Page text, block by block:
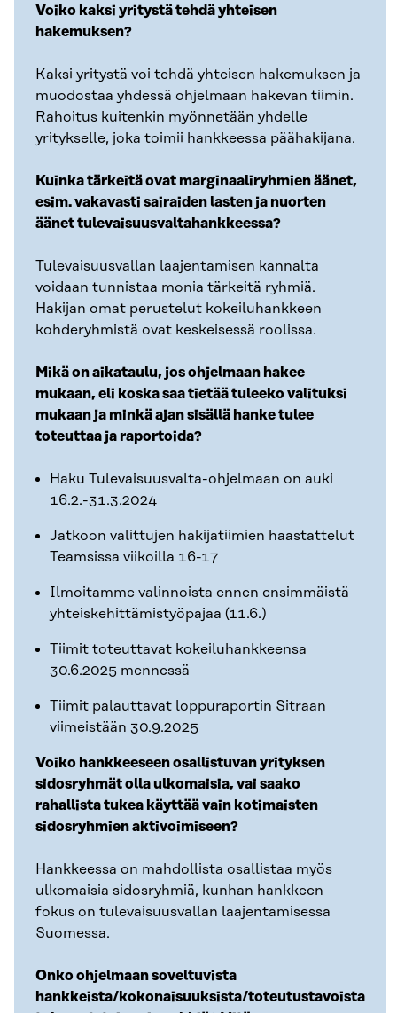
Voiko kaksi yritystä tehdä yhteisen
hakemuksen?
Kaksi yritystä voi tehdä yhteisen hakemuksen ja
muodostaa yhdessä ohjelmaan hakevan tiimin.
Rahoitus kuitenkin myönnetään yhdelle
yritykselle, joka toimii hankkeessa päähakijana.
Kuinka tärkeitä ovat marginaaliryhmien äänet,
esim. vakavasti sairaiden lasten ja nuorten
äänet tulevaisuusvaltahankkeessa?
Tulevaisuusvallan laajentamisen kannalta
voidaan tunnistaa monia tärkeitä ryhmiä.
Hakijan omat perustelut kokeiluhankkeen
kohderyhmistä ovat keskeisessä roolissa.
Mikä on aikataulu, jos ohjelmaan hakee
mukaan, eli koska saa tietää tuleeko valituksi
mukaan ja minkä ajan sisällä hanke tulee
toteuttaa ja raportoida?
Haku Tulevaisuusvalta-ohjelmaan on auki
16.2.-31.3.2024
Jatkoon valittujen hakijatiimien haastattelut
Teamsissa viikoilla 16-17
Ilmoitamme valinnoista ennen ensimmäistä
yhteiskehittämistyöpajaa (11.6.)
Tiimit toteuttavat kokeiluhankkeensa
30.6.2025 mennessä
Tiimit palauttavat loppuraportin Sitraan
viimeistään 30.9.2025
Voiko hankkeeseen osallistuvan yrityksen
sidosryhmät olla ulkomaisia, vai saako
rahallista tukea käyttää vain kotimaisten
sidosryhmien aktivoimiseen?
Hankkeessa on mahdollista osallistaa myös
ulkomaisia sidosryhmiä, kunhan hankkeen
fokus on tulevaisuusvallan laajentamisessa
Suomessa.
Onko ohjelmaan soveltuvista
hankkeista/kokonaisuuksista/toteutustavoista